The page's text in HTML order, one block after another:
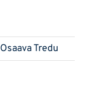
Osaava Tredu